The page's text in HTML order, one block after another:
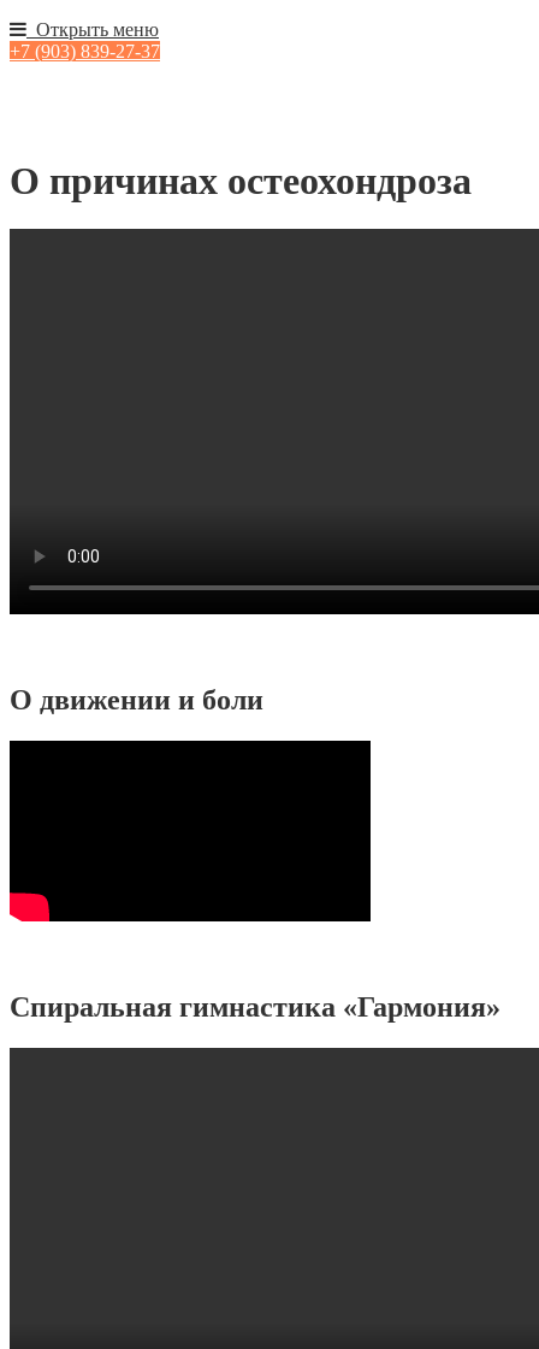
Открыть меню
+7 (903) 839-27-37
О причинах остеохондроза
О движении и боли
Спиральная гимнастика «Гармония»